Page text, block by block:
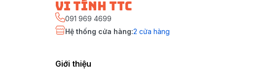
vi tính ttc
091 969 4699
Hệ thống cửa hàng:2 cửa hàng
Giới thiệu